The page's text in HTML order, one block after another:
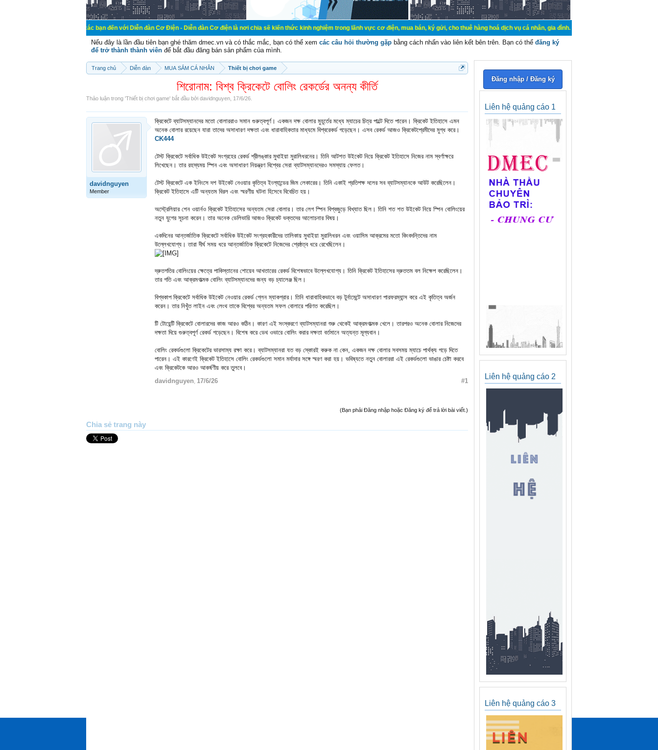
Chào mừng các bạn đến với Diễn đàn Cơ Điện - Diễn đàn Cơ điện là nơi chia sẽ kiến thức kinh nghiệm trong lãnh vực cơ điện, mua bán, ký gửi, cho thuê hàng hoá dịch vụ cá nhân, gia đình. Mua bán, ký gửi, cho thuê thiết bị hệ
Nếu đây là lần đầu tiên bạn ghé thăm dmec.vn và có thắc mắc, bạn có thể xem các câu hỏi thường gặp bằng cách nhấn vào liên kết bên trên. Bạn có thể đăng ký
để trở thành thành viên để bắt đầu đăng bán sản phẩm của mình.
Trang chủ Diễn đàn MUA SẮM CÁ NHÂN Thiết bị chơi game
শিরোনাম: বিশ্ব ক্রিকেটে বোলিং রেকর্ডের অনন্য কীর্তি
Thảo luận trong 'Thiết bị chơi game' bắt đầu bởi davidnguyen 17/6/26
davidnguyen
Member
ক্রিকেটে ব্যাটসম্যানদের মতো বোলাররাও সমান গুরুত্বপূর্ণ। একজন দক্ষ বোলার মুহূর্তের মধ্যে ম্যাচের চিত্র পাল্টে দিতে পারেন। ক্রিকেট ইতিহাসে এমন
অনেক বোলার রয়েছেন যারা তাদের অসাধারণ দক্ষতা এবং ধারাবাহিকতার মাধ্যমে বিশ্বরেকর্ড গড়েছেন। এসব রেকর্ড আজও ক্রিকেটপ্রেমীদের মুগ্ধ করে।
CK444
টেস্ট ক্রিকেটে সর্বাধিক উইকেট সংগ্রহের রেকর্ড শ্রীলঙ্কার মুথাইয়া মুরালিধরনের। তিনি আটশত উইকেট নিয়ে ক্রিকেট ইতিহাসে নিজের নাম স্বর্ণাক্ষরে
লিখেছেন। তার রহস্যময় স্পিন এবং অসাধারণ নিয়ন্ত্রণ বিশ্বের সেরা ব্যাটসম্যানদেরও সমস্যায় ফেলত।
টেস্ট ক্রিকেটে এক ইনিংসে দশ উইকেট নেওয়ার কৃতিত্ব ইংল্যান্ডের জিম লেকারের। তিনি একাই প্রতিপক্ষ দলের সব ব্যাটসম্যানকে আউট করেছিলেন।
ক্রিকেট ইতিহাসে এটি অন্যতম বিরল এবং স্মরণীয় ঘটনা হিসেবে বিবেচিত হয়।
অস্ট্রেলিয়ার শেন ওয়ার্নও ক্রিকেট ইতিহাসের অন্যতম সেরা বোলার। তার লেগ স্পিন বিশ্বজুড়ে বিখ্যাত ছিল। তিনি শত শত উইকেট নিয়ে স্পিন বোলিংয়ের
নতুন যুগের সূচনা করেন। তার অনেক ডেলিভারি আজও ক্রিকেট ভক্তদের আলোচনার বিষয়।
একদিনের আন্তর্জাতিক ক্রিকেটে সর্বাধিক উইকেট সংগ্রহকারীদের তালিকায় মুথাইয়া মুরালিধরন এবং ওয়াসিম আক্রমের মতো কিংবদন্তিদের নাম
উল্লেখযোগ্য। তারা দীর্ঘ সময় ধরে আন্তর্জাতিক ক্রিকেটে নিজেদের শ্রেষ্ঠত্ব ধরে রেখেছিলেন।
দ্রুতগতির বোলিংয়ের ক্ষেত্রে পাকিস্তানের শোয়েব আখতারের রেকর্ড বিশেষভাবে উল্লেখযোগ্য। তিনি ক্রিকেট ইতিহাসের দ্রুততম বল নিক্ষেপ করেছিলেন।
তার গতি এবং আক্রমণাত্মক বোলিং ব্যাটসম্যানদের জন্য বড় চ্যালেঞ্জ ছিল।
বিশ্বকাপ ক্রিকেটে সর্বাধিক উইকেট নেওয়ার রেকর্ড গ্লেন ম্যাকগ্রার। তিনি ধারাবাহিকভাবে বড় টুর্নামেন্টে অসাধারণ পারফরম্যান্স করে এই কৃতিত্ব অর্জন
করেন। তার নিখুঁত লাইন এবং লেংথ তাকে বিশ্বের অন্যতম সফল বোলারে পরিণত করেছিল।
টি টোয়েন্টি ক্রিকেটে বোলারদের কাজ আরও কঠিন। কারণ এই সংস্করণে ব্যাটসম্যানরা শুরু থেকেই আক্রমণাত্মক খেলে। তারপরও অনেক বোলার নিজেদের
দক্ষতা দিয়ে গুরুত্বপূর্ণ রেকর্ড গড়েছেন। বিশেষ করে ডেথ ওভারে বোলিং করার দক্ষতা বর্তমানে অত্যন্ত মূল্যবান।
বোলিং রেকর্ডগুলো ক্রিকেটের ভারসাম্য রক্ষা করে। ব্যাটসম্যানরা যত বড় স্কোরই করুক না কেন, একজন দক্ষ বোলার সবসময় ম্যাচে পার্থক্য গড়ে দিতে
পারেন। এই কারণেই ক্রিকেট ইতিহাসে বোলিং রেকর্ডগুলো সমান মর্যাদার সঙ্গে স্মরণ করা হয়। ভবিষ্যতে নতুন বোলাররা এই রেকর্ডগুলো ভাঙার চেষ্টা করবে
এবং ক্রিকেটকে আরও আকর্ষণীয় করে তুলবে।
davidnguyen 17/6/26 #1
(Bạn phải Đăng nhập hoặc Đăng ký để trả lời bài viết.)
Chia sẻ trang này
Đăng nhập / Đăng ký
Liên hệ quảng cáo 1
Liên hệ quảng cáo 2
Liên hệ quảng cáo 3